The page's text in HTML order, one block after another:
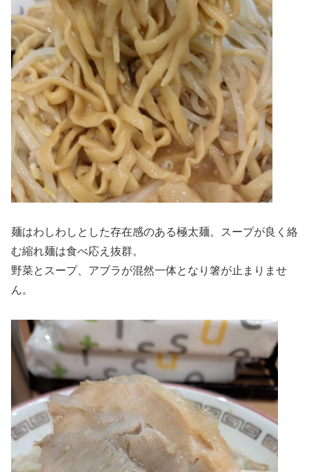
麺はわしわしとした存在感のある極太麺。スープが良く絡
む縮れ麺は食べ応え抜群。
野菜とスープ、アブラが混然一体となり箸が止まりませ
ん。